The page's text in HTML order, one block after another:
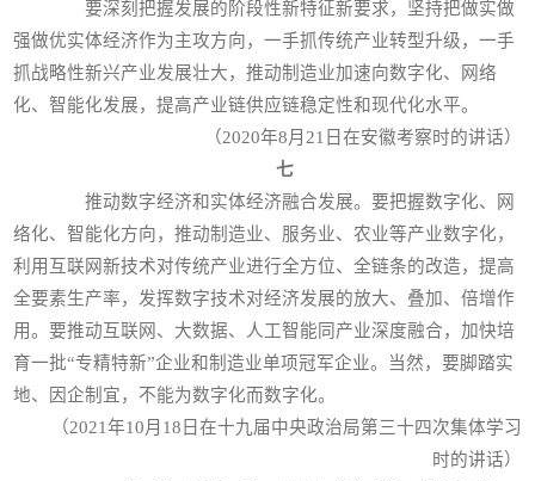
要深刻把握发展的阶段性新特征新要求，坚持把做实做
强做优实体经济作为主攻方向，一手抓传统产业转型升级，一手
抓战略性新兴产业发展壮大，推动制造业加速向数字化、网络
化、智能化发展，提高产业链供应链稳定性和现代化水平。
（2020年8月21日在安徽考察时的讲话）
七
推动数字经济和实体经济融合发展。要把握数字化、网
络化、智能化方向，推动制造业、服务业、农业等产业数字化，
利用互联网新技术对传统产业进行全方位、全链条的改造，提高
全要素生产率，发挥数字技术对经济发展的放大、叠加、倍增作
用。要推动互联网、大数据、人工智能同产业深度融合，加快培
育一批“专精特新”企业和制造业单项冠军企业。当然，要脚踏实
地、因企制宜，不能为数字化而数字化。
（2021年10月18日在十九届中央政治局第三十四次集体学习
时的讲话）